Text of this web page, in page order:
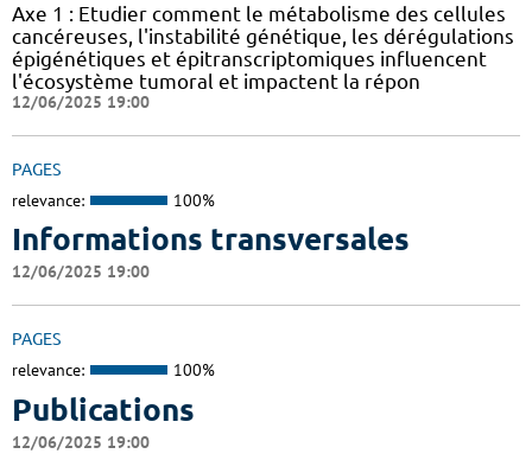
Axe 1 : Etudier comment le métabolisme des cellules
cancéreuses, l'instabilité génétique, les dérégulations
épigénétiques et épitranscriptomiques influencent
l'écosystème tumoral et impactent la répon
12/06/2025 19:00
PAGES
relevance: 100%
Informations transversales
12/06/2025 19:00
PAGES
relevance: 100%
Publications
12/06/2025 19:00